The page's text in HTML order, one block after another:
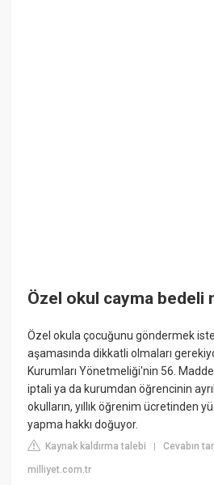
Özel okul cayma bedeli
Özel okula çocuğunu göndermek
aşamasında dikkatli olmaları
Kurumları Yönetmeliği'nin 56.
iptali ya da kurumdan öğrencinin
okulların, yıllık öğrenim ücretinden
yapma hakkı doğuyor.
Kaynak kaldırma talebi |Cevabın
milliyet.com.tr